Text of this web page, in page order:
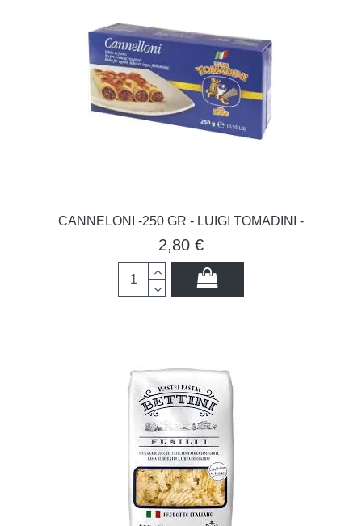
CANNELONI -250 GR - LUIGI TOMADINI -
2,80 €